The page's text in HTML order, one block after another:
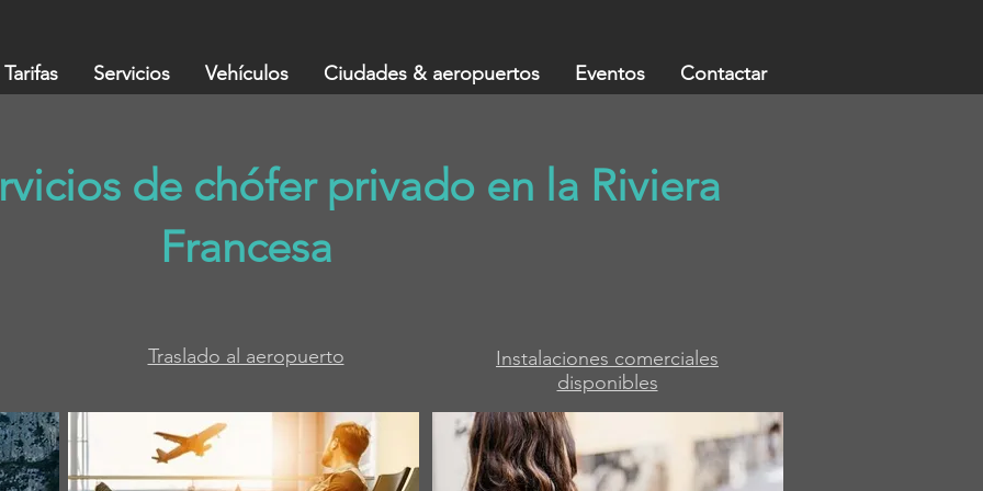
Tarifas Servicios Vehículos Ciudades & aeropuertos Eventos Contactar
de chófer privado en la Riviera
Francesa
Traslado al aeropuerto
Instalaciones comerciales
disponibles